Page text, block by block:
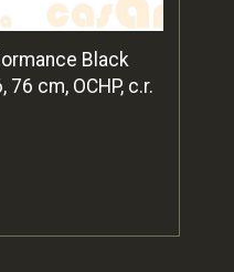
Black
cm, OCHP, c.r.